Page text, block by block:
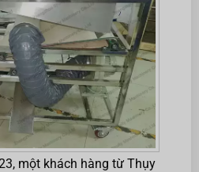
một khách hàng từ Thụy